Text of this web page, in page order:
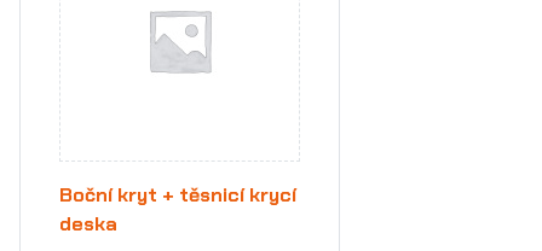
Boční kryt + těsnicí krycí
deska